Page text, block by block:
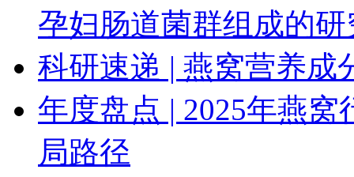
孕妇肠道菌群组成的研
科研速递 | 燕窝营养成
年度盘点 | 2025年燕
局路径